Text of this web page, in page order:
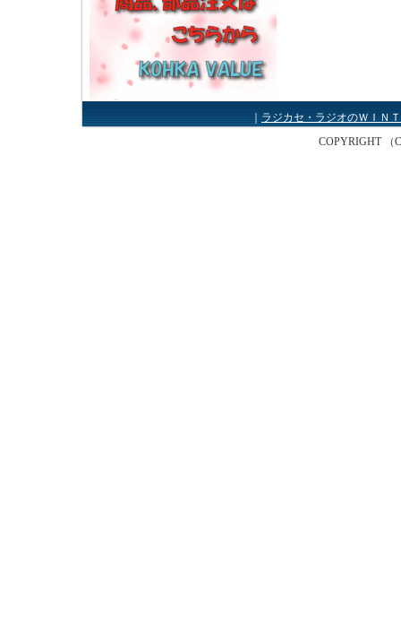
｜ラジカセ・ラジオのＷＩＮ
COPYRIGHT （